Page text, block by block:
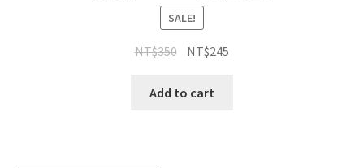
SALE!
NT$350 NT$245
Add to cart